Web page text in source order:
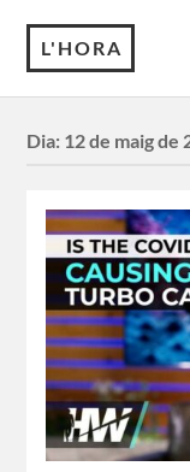
L'HORA
Dia: 12 de maig de